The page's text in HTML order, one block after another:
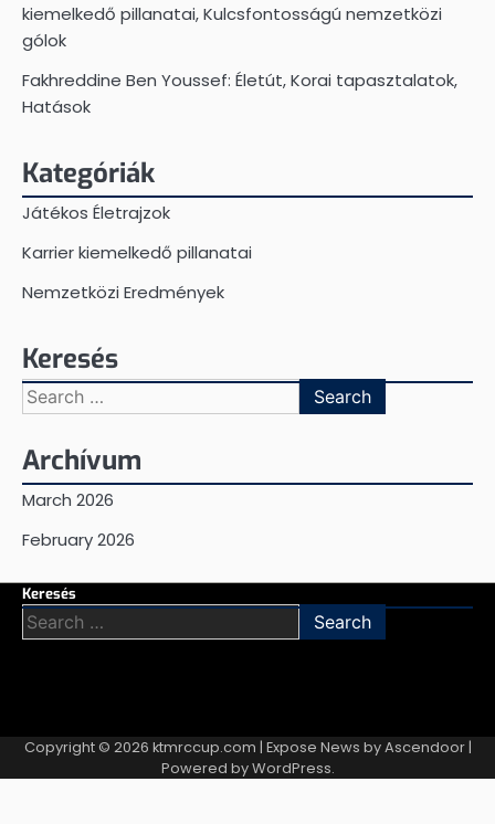
kiemelkedő pillanatai, Kulcsfontosságú nemzetközi
gólok
Fakhreddine Ben Youssef: Életút, Korai tapasztalatok,
Hatások
Kategóriák
Játékos Életrajzok
Karrier kiemelkedő pillanatai
Nemzetközi Eredmények
Keresés
Search
for:
Archívum
March 2026
February 2026
Keresés
Search
for:
Copyright © 2026 ktmrccup.com | Expose News byAscendoor|
Powered byWordPress.